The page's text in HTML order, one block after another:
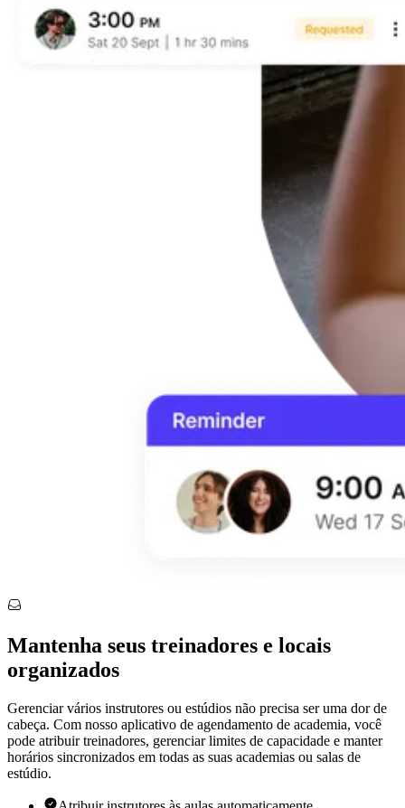
Mantenha seus treinadores e locais
organizados
Gerenciar vários instrutores ou estúdios não precisa ser uma dor de
cabeça. Com nosso aplicativo de agendamento de academia, você
pode atribuir treinadores, gerenciar limites de capacidade e manter
horários sincronizados em todas as suas academias ou salas de
estúdio.